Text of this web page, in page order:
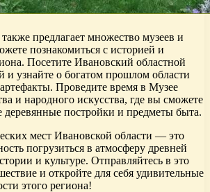
предлагает множество музеев и
познакомиться с историей и
Посетите Ивановский областной
и узнайте о богатом прошлом области
Проведите время в Музее
и народного искусства, где вы сможете
деревянные постройки и предметы быта.
мест Ивановской области — это
погрузиться в атмосферу древней
и культуре. Отправляйтесь в это
и откройте для себя удивительные
этого региона!